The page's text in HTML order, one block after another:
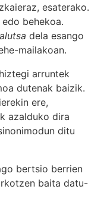
esaterako.
behekoa.
dela esango
mailakoan.
arruntek
dutenak baizik.
ere,
azalduko dira
ditu
bertsio berrien
baita datu-